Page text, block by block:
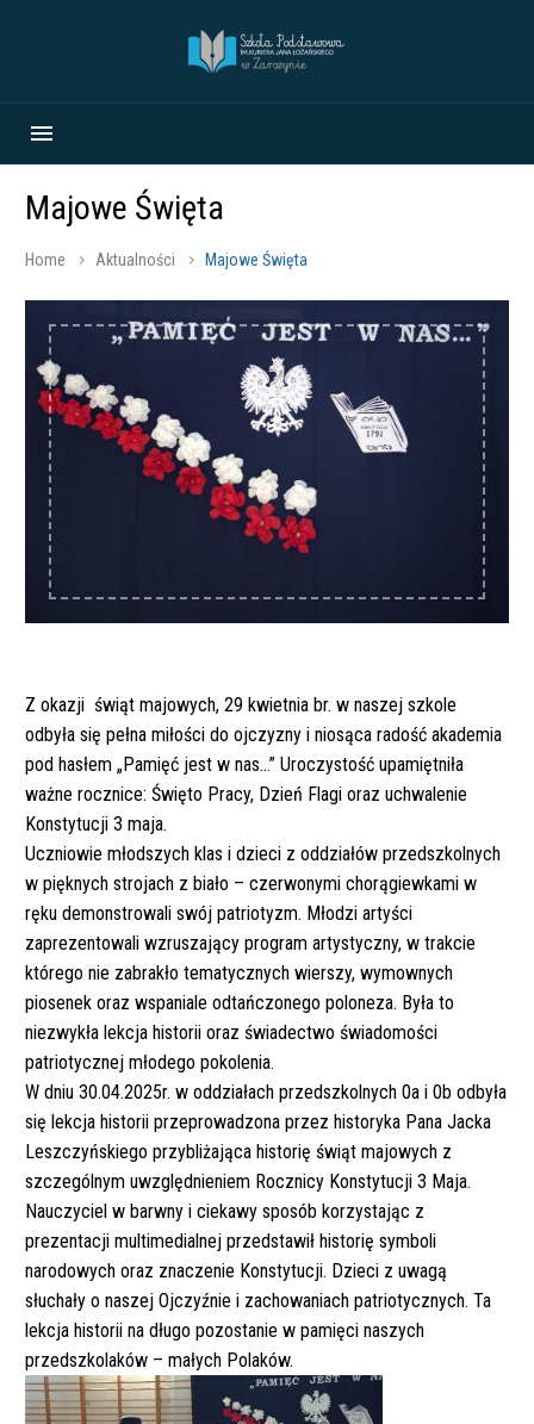
Majowe Święta
Home Aktualności Majowe Święta
Z okazji świąt majowych, 29 kwietnia br. w naszej szkole
odbyła się pełna miłości do ojczyzny i niosąca radość akademia
pod hasłem „Pamięć jest w nas…” Uroczystość upamiętniła
ważne rocznice: Święto Pracy, Dzień Flagi oraz uchwalenie
Konstytucji 3 maja.
Uczniowie młodszych klas i dzieci z oddziałów przedszkolnych
w pięknych strojach z biało – czerwonymi chorągiewkami w
ręku demonstrowali swój patriotyzm. Młodzi artyści
zaprezentowali wzruszający program artystyczny, w trakcie
którego nie zabrakło tematycznych wierszy, wymownych
piosenek oraz wspaniale odtańczonego poloneza. Była to
niezwykła lekcja historii oraz świadectwo świadomości
patriotycznej młodego pokolenia.
W dniu 30.04.2025r. w oddziałach przedszkolnych 0a i 0b odbyła
się lekcja historii przeprowadzona przez historyka Pana Jacka
Leszczyńskiego przybliżająca historię świąt majowych z
szczególnym uwzględnieniem Rocznicy Konstytucji 3 Maja.
Nauczyciel w barwny i ciekawy sposób korzystając z
prezentacji multimedialnej przedstawił historię symboli
narodowych oraz znaczenie Konstytucji. Dzieci z uwagą
słuchały o naszej Ojczyźnie i zachowaniach patriotycznych. Ta
lekcja historii na długo pozostanie w pamięci naszych
przedszkolaków – małych Polaków.